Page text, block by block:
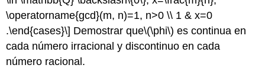
\operatorname{gcd}(m, n)=1, n>0 \\ 1 & x=0
.\end{cases}\] Demostrar que\(\phi\) es continua en
cada número irracional y discontinuo en cada
número racional.